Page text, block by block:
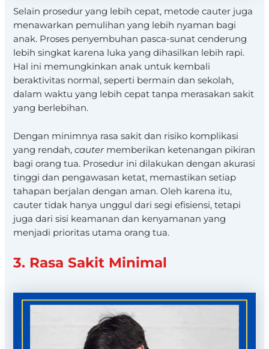
Selain prosedur yang lebih cepat, metode cauter juga
menawarkan pemulihan yang lebih nyaman bagi
anak. Proses penyembuhan pasca-sunat cenderung
lebih singkat karena luka yang dihasilkan lebih rapi.
Hal ini memungkinkan anak untuk kembali
beraktivitas normal, seperti bermain dan sekolah,
dalam waktu yang lebih cepat tanpa merasakan sakit
yang berlebihan.
Dengan minimnya rasa sakit dan risiko komplikasi
yang rendah,cautermemberikan ketenangan pikiran
bagi orang tua. Prosedur ini dilakukan dengan akurasi
tinggi dan pengawasan ketat, memastikan setiap
tahapan berjalan dengan aman. Oleh karena itu,
cauter tidak hanya unggul dari segi efisiensi, tetapi
juga dari sisi keamanan dan kenyamanan yang
menjadi prioritas utama orang tua.
3. Rasa Sakit Minimal